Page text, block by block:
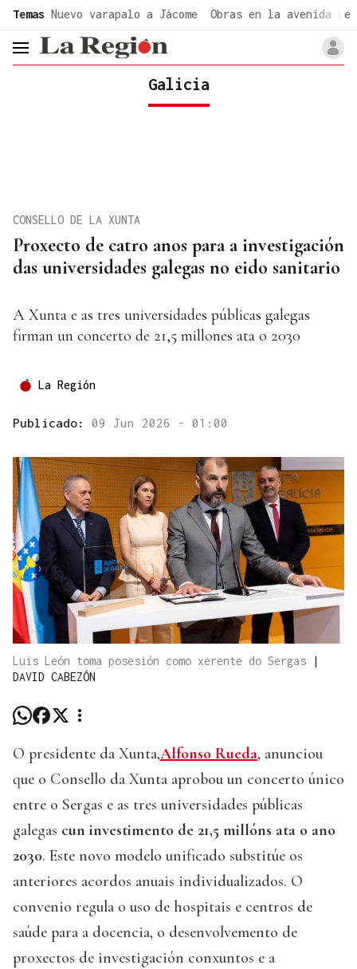
Temas Nuevo varapalo a Jácome Obras en la avenida de
header.menu.open
Galicia
Proxecto de catro anos para a investigación
das universidades galegas no eido sanitario
CONSELLO DE LA XUNTA
A Xunta e as tres universidades públicas galegas
firman un concerto de 21,5 millones ata o 2030
La Región
Publicado: 09 Jun 2026 - 01:00
Luis León toma posesión como xerente do Sergas
|
DAVID CABEZÓN
O presidente da Xunta,Alfonso Rueda, anunciou
que o Consello da Xunta aprobou un concerto único
entre o Sergas e as tres universidades públicas
galegas cun investimento de 21,5 millóns ata o ano
2030. Este novo modelo unificado substitúe os
anteriores acordos anuais individualizados. O
convenio regula o uso de hospitais e centros de
saúde para a docencia, o desenvolvemento de
proxectos de investigación conxuntos e a